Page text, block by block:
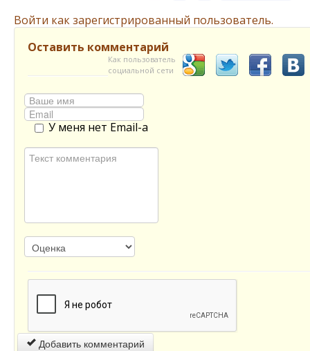
Войти как зарегистрированный пользователь.
Оставить комментарий
Как пользователь
социальной сети
У меня нет Email-а
Добавить комментарий